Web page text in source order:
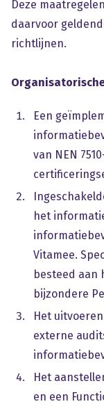
Deze
daarvoor
richtlijnen.
Een
van NEN
het
Vitamee.
besteed aan
bijzondere
Het
externe
Het
en een